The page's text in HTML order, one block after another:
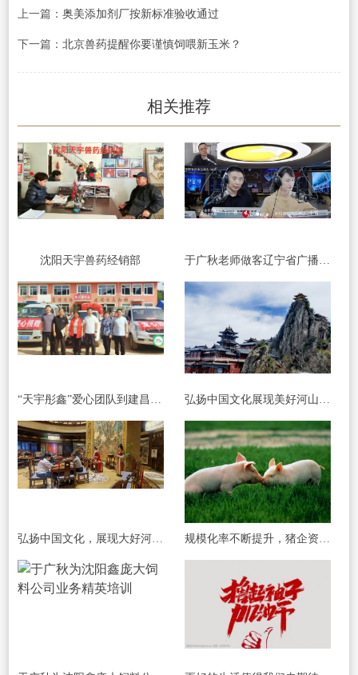
上一篇： 奥美添加剂厂按新标准验收通过
下一篇： 北京兽药提醒你要谨慎饲喂新玉米？
相关推荐
沈阳天宇兽药经销部 于广秋老师做客辽宁省广播电视台讲解“牛羊疫病防控技术”
“天宇彤鑫”爱心团队到建昌县重灾区爱心捐赠 弘扬中国文化展现美好河山之旅五洛阳老君山
弘扬中国文化，展现大好河山之旅隋唐洛阳城国家遗址公园。 规模化率不断提升，猪企资金困难！2023年最重要的不是行情，而是活下来？